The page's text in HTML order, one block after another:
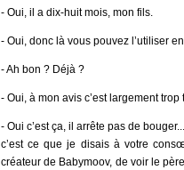
- Oui, il a dix-huit mois, mon fils.
- Oui, donc là vous pouvez l’utiliser
- Ah bon ? Déjà ?
- Oui, à mon avis c’est largement
- Oui c’est ça, il arrête pas de
c’est ce que je disais à votre
créateur de Babymoov, de voir le